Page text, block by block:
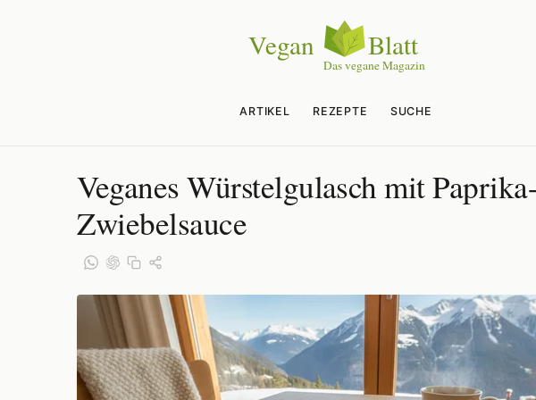
ARTIKEL REZEPTE SUCHE
Veganes Würstelgulasch mit
Zwiebelsauce